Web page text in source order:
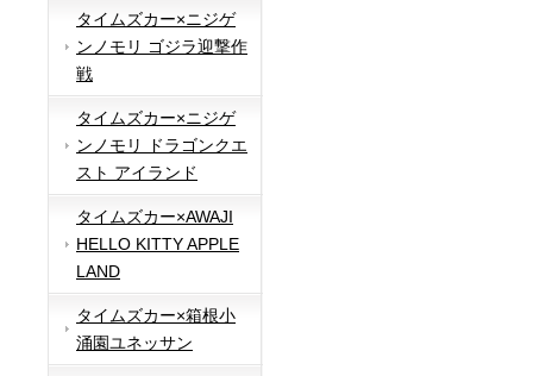
タイムズカー×ニジゲ
ンノモリ ゴジラ迎撃作
戦
タイムズカー×ニジゲ
ンノモリ ドラゴンクエ
スト アイランド
タイムズカー×AWAJI
HELLO KITTY APPLE
LAND
タイムズカー×箱根小
涌園ユネッサン